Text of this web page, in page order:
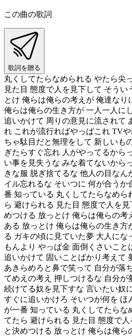
この曲の歌詞
歌詞を贈る
丸くしてたらなめられる やたら尖
見た目 態度で人を見下して そうい
とけ 俺らは俺らの考えが 俺達なり
俺らは俺らの生き方が 一人一人に
追いかけて 周りの意見に流されて
れ これが流行ればやっぱこれ TV
ちゃ駄目だと無理をして 新しいも
ぎたらすぐ忘れ 人がやってるから
い事を見失うな みな着てないから
きな服 脱ぎ捨てるな 他人の目なん
イル忘れるな そいつに 何が合うか
番 知っている 丸くしてたらなめら
ら 避けられる 見た目 態度で人を
めつける 放っとけ 俺らは俺らの考
ある 放っとけ 俺らは俺らの生き方
る ガキの頃に見ていた夢 大人にな
もんより やっぱ金 面倒くさいこと
追いかけて 固いことばかり考えて
あきらめろと鼻で笑って 自分が落
てめえの考え 押しつけるな 自分が
続けてる奴を見下すな 言いたい奴
すぐに追いかけろ そいつが何を ほ
が一番 知っている 丸くしてたらな
てたら 避けられる 見た目 態度で
と決めつける 放っとけ 俺らは俺ら